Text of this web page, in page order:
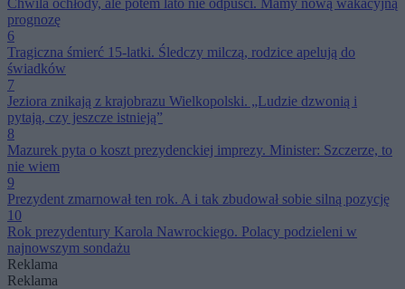
Chwila ochłody, ale potem lato nie odpuści. Mamy nową wakacyjną
prognozę
6
Tragiczna śmierć 15-latki. Śledczy milczą, rodzice apelują do
świadków
7
Jeziora znikają z krajobrazu Wielkopolski. „Ludzie dzwonią i
pytają, czy jeszcze istnieją”
8
Mazurek pyta o koszt prezydenckiej imprezy. Minister: Szczerze, to
nie wiem
9
Prezydent zmarnował ten rok. A i tak zbudował sobie silną pozycję
10
Rok prezydentury Karola Nawrockiego. Polacy podzieleni w
najnowszym sondażu
Reklama
Reklama